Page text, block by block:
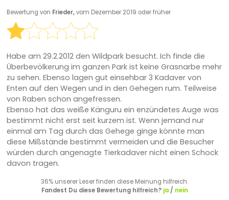
Bewertung von Frieder,vom Dezember 2019 oder früher
Habe am 29.2.2012 den Wildpark besucht. Ich finde die
Überbevölkerung im ganzen Park ist keine Grasnarbe mehr
zu sehen. Ebenso lagen gut einsehbar 3 Kadaver von
Enten auf den Wegen und in den Gehegen rum. Teilweise
von Raben schon angefressen.
Ebenso hat das weiße Känguru ein enzündetes Auge was
bestimmt nicht erst seit kurzem ist. Wenn jemand nur
einmal am Tag durch das Gehege ginge könnte man
diese Mißstände bestimmt vermeiden und die Besucher
würden durch angenagte Tierkadaver nicht einen Schock
davon tragen.
36% unserer Leser finden diese Meinung hilfreich.
Fandest Du diese Bewertung hilfreich? ja/ nein